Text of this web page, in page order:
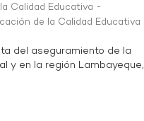
Calidad Educativa -
de la Calidad Educativa
del aseguramiento de la
y en la región Lambayeque,